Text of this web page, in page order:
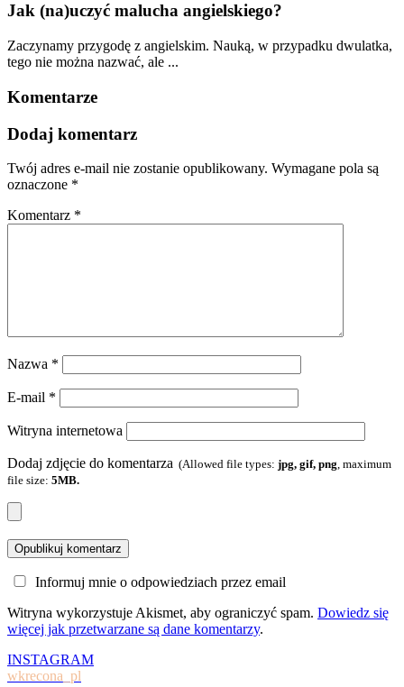
Jak (na)uczyć malucha angielskiego?
Zaczynamy przygodę z angielskim. Nauką, w przypadku dwulatka,
tego nie można nazwać, ale ...
Komentarze
Dodaj komentarz
Twój adres e-mail nie zostanie opublikowany. Wymagane pola są
oznaczone *
Komentarz *
Nazwa *
E-mail *
Witryna internetowa
Dodaj zdjęcie do komentarza (Allowed file types: jpg, gif, png, maximum
file size: 5MB.
Informuj mnie o odpowiedziach przez email
Witryna wykorzystuje Akismet, aby ograniczyć spam. Dowiedz się
więcej jak przetwarzane są dane komentarzy.
INSTAGRAM
wkrecona_pl